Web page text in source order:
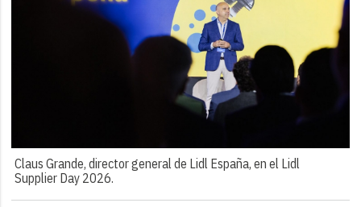
Claus Grande, director general de Lidl España, en el Lidl
Supplier Day 2026.